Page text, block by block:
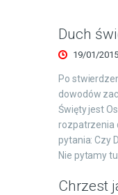
Duch
19/01/2015
Po
dowodów
Święty jest
rozpatrzenia
pytania: Czy
Nie pytamy
Chrzest